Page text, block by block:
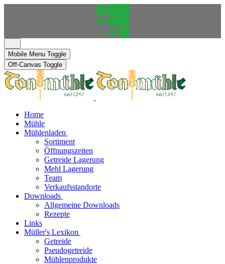
Mobile Menu Toggle
Off-Canvas Toggle
Home
Mühle
Mühlenladen
Sortiment
Öffnungszeiten
Getreide Lagerung
Mehl Lagerung
Team
Verkaufsstandorte
Downloads
Allgemeine Downloads
Rezepte
Links
Müller's Lexikon
Getreide
Pseudogetreide
Mühlenprodukte